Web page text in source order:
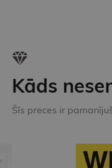
Kāds
Šīs preces ir